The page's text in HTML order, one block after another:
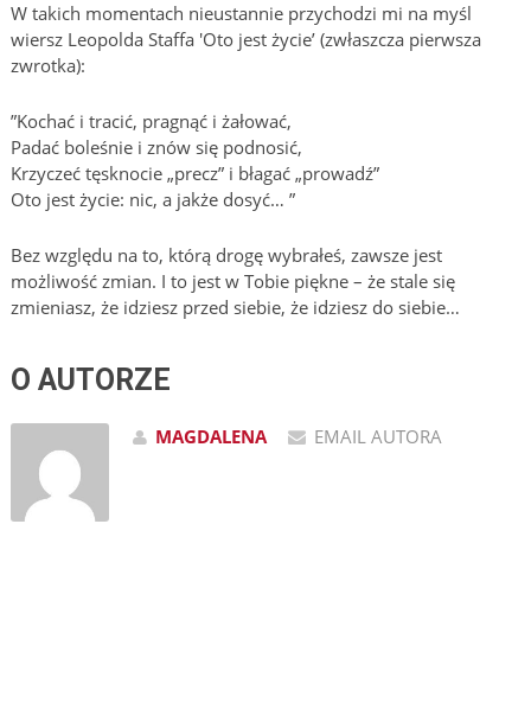
W takich momentach nieustannie przychodzi mi na myśl
wiersz Leopolda Staffa 'Oto jest życie’ (zwłaszcza pierwsza
zwrotka):
”Kochać i tracić, pragnąć i żałować,
Padać boleśnie i znów się podnosić,
Krzyczeć tęsknocie „precz” i błagać „prowadź”
Oto jest życie: nic, a jakże dosyć… ”
Bez względu na to, którą drogę wybrałeś, zawsze jest
możliwość zmian. I to jest w Tobie piękne – że stale się
zmieniasz, że idziesz przed siebie, że idziesz do siebie…
O AUTORZE
MAGDALENA EMAIL AUTORA